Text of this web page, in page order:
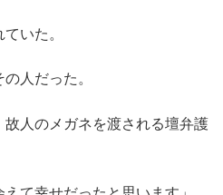
いた。
人だった。
人のメガネを渡される壇弁護